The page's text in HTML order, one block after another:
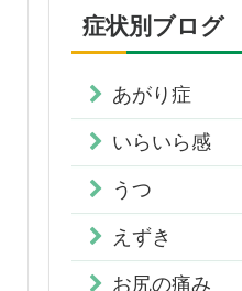
症状別ブログ
あがり症
いらいら感
うつ
えずき
お尻の痛み